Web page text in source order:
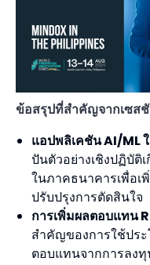
ข้อสรุปที่สำคัญจากเซส
แอปพลิเคชัน AI/ML
ปันตัวอย่างเชิงปฏิบัติ
ในภาคธนาคารเพื่อเ
ปรับปรุงการตัดสินใจ
การเพิ่มผลตอบแทน
สำคัญของการใช้ประ
ตอบแทนจากการลง